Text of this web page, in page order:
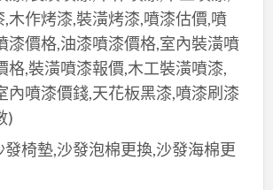
木作烤漆,裝潢烤漆,噴漆估價,噴
漆價格,油漆噴漆價格,室內裝潢噴
格,裝潢噴漆報價,木工裝潢噴漆,
內噴漆價錢,天花板黑漆,噴漆刷漆
)
椅墊,沙發泡棉更換,沙發海棉更